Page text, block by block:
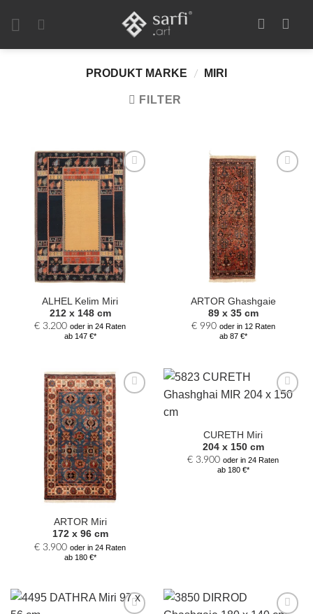
PRODUKT MARKE / MIRI
FILTER
Zur
Auswahl
hinzufügen
ALHEL Kelim Miri
212 x 148 cm
€ 3.200 oder in 24 Raten
ab 147 €*
hinzufügen
ARTOR Ghashgaie
89 x 35 cm
€990 oder in 12 Raten
ab 87 €*
Zur
Auswahl
hinzufügen
ARTOR Miri
172 x 96 cm
€ 3.900 oder in 24 Raten
ab 180 €*
CURETH Miri
204 x 150 cm
€ 3.900 oder in 24 Raten
ab 180 €*